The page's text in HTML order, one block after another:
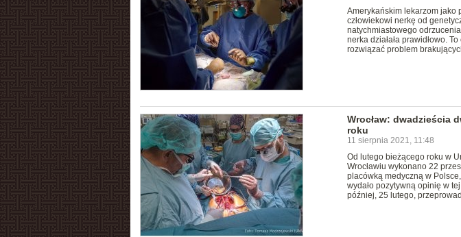
Amerykańskim lekarzom jako
człowiekowi nerkę od
natychmiastowego
nerka działała prawidłowo.
rozwiązać problem
Wrocław: dwadzieścia
roku
11 sierpnia 2021, 11:48
Od lutego bieżącego roku w
Wrocławiu wykonano 22
placówką medyczną w
wydało pozytywną opinię w
później, 25 lutego,